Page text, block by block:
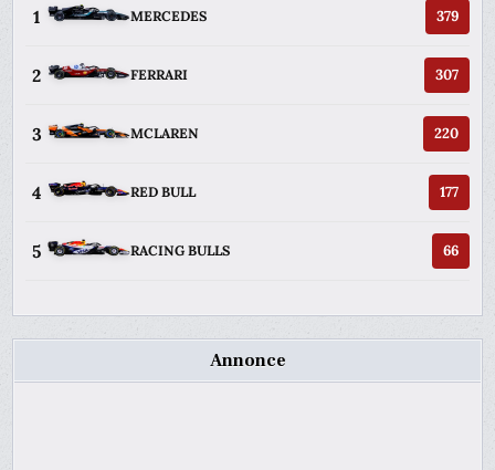
1 MERCEDES 379
2 FERRARI 307
3 MCLAREN 220
4 RED BULL 177
5 RACING BULLS 66
Annonce